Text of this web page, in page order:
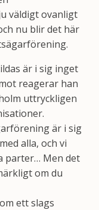
väldigt ovanligt
nu blir det här
är i sig inget
reagerar han
uttryckligen
är i sig
alla, och vi
parter… Men det
om du
ett slags